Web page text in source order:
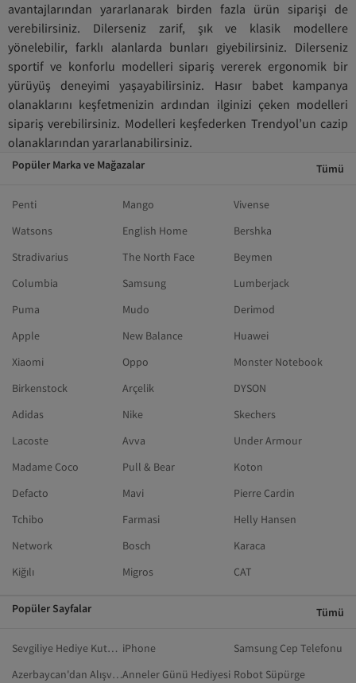
avantajlarından yararlanarak birden fazla ürün siparişi de
verebilirsiniz. Dilerseniz zarif, şık ve klasik modellere
yönelebilir, farklı alanlarda bunları giyebilirsiniz. Dilerseniz
sportif ve konforlu modelleri sipariş vererek ergonomik bir
yürüyüş deneyimi yaşayabilirsiniz. Hasır babet kampanya
olanaklarını keşfetmenizin ardından ilginizi çeken modelleri
sipariş verebilirsiniz. Modelleri keşfederken Trendyol’un cazip
olanaklarından yararlanabilirsiniz.
Popüler Marka ve Mağazalar Tümü
Penti Mango
Vivense
Watsons
English Home
Bershka
Stradivarius
The North Face
Beymen
Columbia
Samsung
Lumberjack
Puma
Mudo
Derimod
Apple
New Balance
Huawei
Xiaomi
Oppo
Monster Notebook
Birkenstock
Arçelik
DYSON
Adidas
Nike
Skechers
Lacoste
Avva
Under Armour
Madame Coco
Pull & Bear
Koton
Defacto
Mavi
Pierre Cardin
Tchibo
Farmasi
Helly Hansen
Network
Bosch
Karaca
Kiğılı
Migros CAT
Popüler Sayfalar Tümü
Sevgiliye Hediye Kutusu iPhone
Samsung Cep Telefonu
Azerbaycan'dan AlışverişAnneler Günü Hediyesi Robot Süpürge